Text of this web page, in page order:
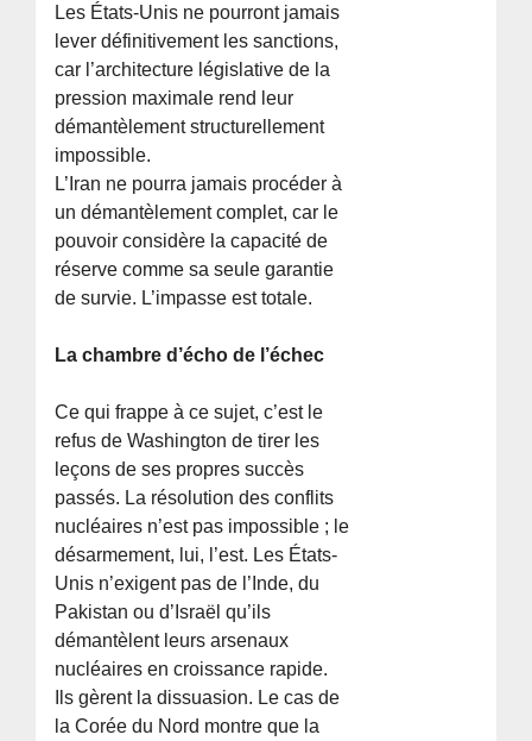
Les États-Unis ne pourront jamais
lever définitivement les sanctions,
car l’architecture législative de la
pression maximale rend leur
démantèlement structurellement
impossible.
L’Iran ne pourra jamais procéder à
un démantèlement complet, car le
pouvoir considère la capacité de
réserve comme sa seule garantie
de survie. L’impasse est totale.
La chambre d’écho de l’échec
Ce qui frappe à ce sujet, c’est le
refus de Washington de tirer les
leçons de ses propres succès
passés. La résolution des conflits
nucléaires n’est pas impossible ; le
désarmement, lui, l’est. Les États-
Unis n’exigent pas de l’Inde, du
Pakistan ou d’Israël qu’ils
démantèlent leurs arsenaux
nucléaires en croissance rapide.
Ils gèrent la dissuasion. Le cas de
la Corée du Nord montre que la